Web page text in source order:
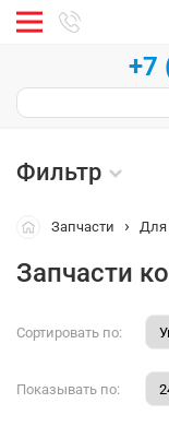
+7
Фильтр
Запчасти Для
Запчасти
Сортировать по:
Показывать по: